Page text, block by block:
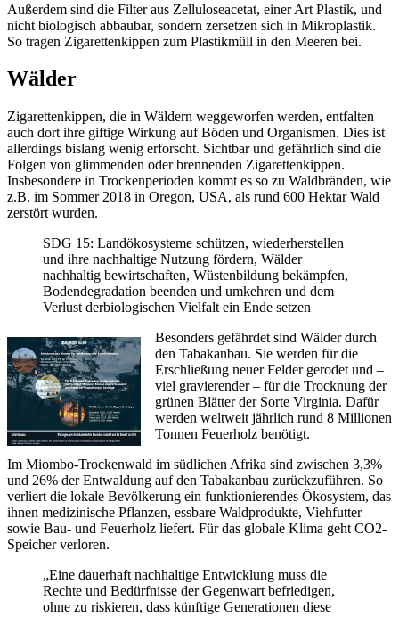
Außerdem sind die Filter aus Zelluloseacetat, einer Art Plastik, und
nicht biologisch abbaubar, sondern zersetzen sich in Mikroplastik.
So tragen Zigarettenkippen zum Plastikmüll in den Meeren bei.
Wälder
Zigarettenkippen, die in Wäldern weggeworfen werden, entfalten
auch dort ihre giftige Wirkung auf Böden und Organismen. Dies ist
allerdings bislang wenig erforscht. Sichtbar und gefährlich sind die
Folgen von glimmenden oder brennenden Zigarettenkippen.
Insbesondere in Trockenperioden kommt es so zu Waldbränden, wie
z.B. im Sommer 2018 in Oregon, USA, als rund 600 Hektar Wald
zerstört wurden.
SDG 15: Landökosysteme schützen, wiederherstellen
und ihre nachhaltige Nutzung fördern, Wälder
nachhaltig bewirtschaften, Wüstenbildung bekämpfen,
Bodendegradation beenden und umkehren und dem
Verlust derbiologischen Vielfalt ein Ende setzen
Besonders gefährdet sind Wälder durch
den Tabakanbau. Sie werden für die
Erschließung neuer Felder gerodet und –
viel gravierender – für die Trocknung der
grünen Blätter der Sorte Virginia. Dafür
werden weltweit jährlich rund 8 Millionen
Tonnen Feuerholz benötigt.
Im Miombo-Trockenwald im südlichen Afrika sind zwischen 3,3%
und 26% der Entwaldung auf den Tabakanbau zurückzuführen. So
verliert die lokale Bevölkerung ein funktionierendes Ökosystem, das
ihnen medizinische Pflanzen, essbare Waldprodukte, Viehfutter
sowie Bau- und Feuerholz liefert. Für das globale Klima geht CO2-
Speicher verloren.
„Eine dauerhaft nachhaltige Entwicklung muss die
Rechte und Bedürfnisse der Gegenwart befriedigen,
ohne zu riskieren, dass künftige Generationen diese